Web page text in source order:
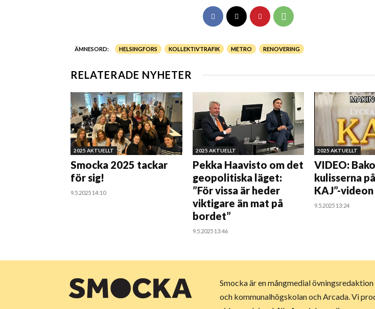
ÄMNESORD: HELSINGFORS KOLLEKTIVTRAFIK METRO RENOVERING
RELATERADE NYHETER
2025 AKTUELLT
Smocka 2025 tackar
för sig!
9.5.2025 14:10
2025 AKTUELLT
Pekka Haavisto om det
geopolitiska läget:
”För vissa är heder
viktigare än mat på
bordet”
9.5.2025 13:46
2025 AKTUELLT
VIDEO:
kulisserna
KAJ”-videon
9.5.2025 13:24
Smocka är en mångmedial
och kommunalhögskolan och Arcada. Vi